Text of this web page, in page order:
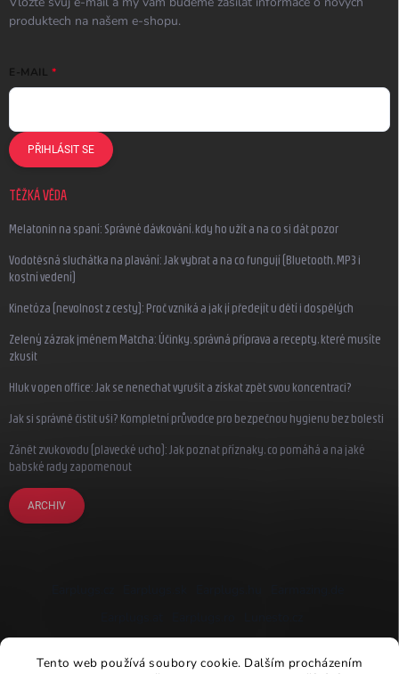
Tento web používá soubory cookie. Dalším procházením
produktech na našem e-shopu.
E-MAIL
PŘIHLÁSIT SE
TĚŽKÁ VĚDA
Melatonin na spaní: Správné dávkování, kdy ho užít a na co si dát pozor
Vodotěsná sluchátka na plavání: Jak vybrat a na co fungují (Bluetooth, MP3 i
kostní vedení)
Kinetóza (nevolnost z cesty): Proč vzniká a jak jí předejít u dětí i dospělých
Zelený zázrak jménem Matcha: Účinky, správná příprava a recepty, které musíte
zkusit
Hluk v open office: Jak se nenechat vyrušit a získat zpět svou koncentraci?
Jak si správně čistit uši? Kompletní průvodce pro bezpečnou hygienu bez bolesti
Zánět zvukovodu (plavecké ucho): Jak poznat příznaky, co pomáhá a na jaké
babské rady zapomenout
ARCHIV